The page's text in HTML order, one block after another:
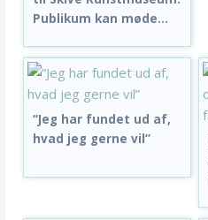
Publikum kan møde...
“Jeg har fundet ud af,
hvad jeg gerne vil”